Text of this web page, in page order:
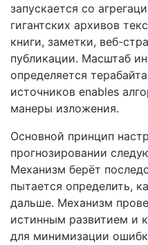
запускается со
гигантских архивов
книги, заметки, веб-
публикации. Масштаб
определяется
источников enables
манеры изложения.
Основной принцип
прогнозировании
Механизм берёт
пытается определить,
дальше. Механизм
истинным развитием и
для минимизации